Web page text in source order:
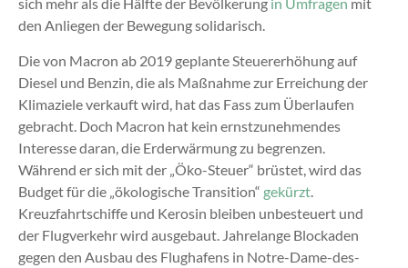
den Anliegen der Bewegung solidarisch.
Die von Macron ab 2019 geplante Steuererhöhung auf
Diesel und Benzin, die als Maßnahme zur Erreichung der
Klimaziele verkauft wird, hat das Fass zum Überlaufen
gebracht. Doch Macron hat kein ernstzunehmendes
Interesse daran, die Erderwärmung zu begrenzen.
Während er sich mit der „Öko-Steuer“ brüstet, wird das
Budget für die „ökologische Transition“ gekürzt.
Kreuzfahrtschiffe und Kerosin bleiben unbesteuert und
der Flugverkehr wird ausgebaut. Jahrelange Blockaden
gegen den Ausbau des Flughafens in Notre-Dame-des-